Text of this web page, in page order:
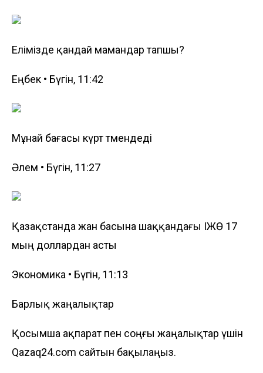
Елімізде қандай мамандар тапшы?
Еңбек • Бүгін, 11:42
Мұнай бағасы күрт төмендеді
Әлем • Бүгін, 11:27
Қазақстанда жан басына шаққандағы ІЖӨ 17
мың доллардан асты
Экономика • Бүгін, 11:13
Барлық жаңалықтар
Қосымша ақпарат пен соңғы жаңалықтар үшін
Qazaq24.com сайтын бақылаңыз.